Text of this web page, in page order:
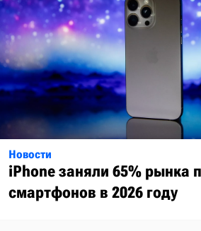
Новости
iPhone заняли 65% рынка
смартфонов в 2026 году